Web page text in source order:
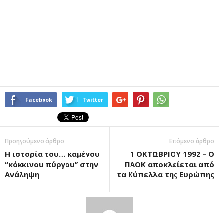
Facebook Twitter
Προηγούμενο άρθρο
Η ιστορία του… καμένου
“κόκκινου πύργου’’ στην
Ανάληψη
Επόμενο άρθρο
1 ΟΚΤΩΒΡΙΟΥ 1992 – Ο
ΠΑΟΚ αποκλείεται από
τα Κύπελλα της Ευρώπης